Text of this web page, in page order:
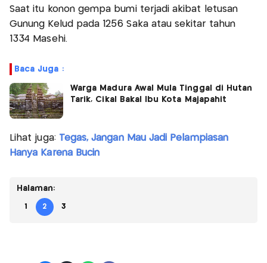
Saat itu konon gempa bumi terjadi akibat letusan
Gunung Kelud pada 1256 Saka atau sekitar tahun
1334 Masehi.
Baca Juga :
Warga Madura Awal Mula Tinggal di Hutan
Tarik, Cikal Bakal Ibu Kota Majapahit
Lihat juga: Tegas, Jangan Mau Jadi Pelampiasan
Hanya Karena Bucin
Halaman:
1 2 3